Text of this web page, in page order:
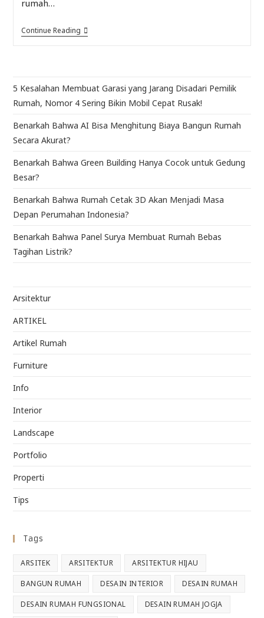
rumah…
Continue Reading
5 Kesalahan Membuat Garasi yang Jarang Disadari Pemilik
Rumah, Nomor 4 Sering Bikin Mobil Cepat Rusak!
Benarkah Bahwa AI Bisa Menghitung Biaya Bangun Rumah
Secara Akurat?
Benarkah Bahwa Green Building Hanya Cocok untuk Gedung
Besar?
Benarkah Bahwa Rumah Cetak 3D Akan Menjadi Masa
Depan Perumahan Indonesia?
Benarkah Bahwa Panel Surya Membuat Rumah Bebas
Tagihan Listrik?
Arsitektur
ARTIKEL
Artikel Rumah
Furniture
Info
Interior
Landscape
Portfolio
Properti
Tips
Tags
ARSITEK ARSITEKTUR ARSITEKTUR HIJAU
BANGUN RUMAH DESAIN INTERIOR DESAIN RUMAH
DESAIN RUMAH FUNGSIONAL DESAIN RUMAH JOGJA